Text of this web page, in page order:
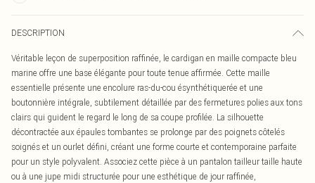
DESCRIPTION
Véritable leçon de superposition raffinée, le cardigan en maille compacte bleu
marine offre une base élégante pour toute tenue affirmée. Cette maille
essentielle présente une encolure ras-du-cou ésynthétiquerée et une
boutonnière intégrale, subtilement détaillée par des fermetures polies aux tons
clairs qui guident le regard le long de sa coupe profilée. La silhouette
décontractée aux épaules tombantes se prolonge par des poignets côtelés
soignés et un ourlet défini, créant une forme courte et contemporaine parfaite
pour un style polyvalent. Associez cette pièce à un pantalon tailleur taille haute
ou à une jupe midi structurée pour une esthétique de jour raffinée,